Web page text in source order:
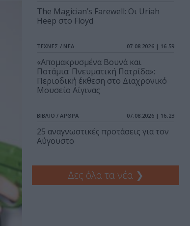
The Magician’s Farewell: Οι Uriah
Heep στο Floyd
ΤΕΧΝΕΣ / ΝΕΑ 07.08.2026 | 16.59
«Απομακρυσμένα Βουνά και
Ποτάμια: Πνευματική Πατρίδα»:
Περιοδική έκθεση στο Διαχρονικό
Μουσείο Αίγινας
ΒΙΒΛΙΟ / ΑΡΘΡΑ 07.08.2026 | 16.23
25 αναγνωστικές προτάσεις για τον
Αύγουστο
Δες όλα τα νέα ❯